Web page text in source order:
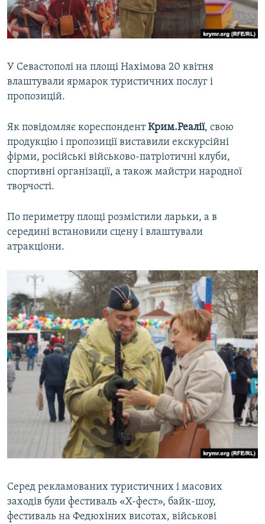
ВІДЕОУРОКИ «ELIFBE»
СВІДЧЕННЯ ОКУПАЦІЇ
Русский
Qırımtatar
Усі сайти RFE/RL
У Севастополі на площі Нахімова 20 квітня
влаштували ярмарок туристичних послуг і
пропозицій.
Як повідомляє кореспондентКрим.Реалії, свою
продукцію і пропозиції виставили екскурсійні
фірми, російські військово-патріотичні клуби,
спортивні організації, а також майстри народної
творчості.
По периметру площі розмістили ларьки, а в
середині встановили сцену і влаштували
атракціони.
Серед рекламованих туристичних і масових
заходів були фестиваль «Х-фест», байк-шоу,
фестиваль на Федюхіних висотах, військові